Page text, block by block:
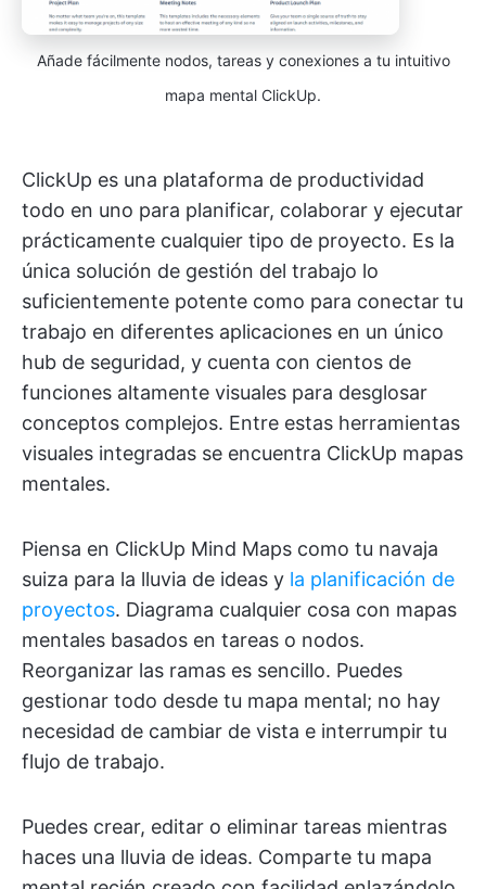
Añade fácilmente nodos, tareas y conexiones a tu intuitivo
mapa mental ClickUp.
ClickUp es una plataforma de productividad
todo en uno para planificar, colaborar y ejecutar
prácticamente cualquier tipo de proyecto. Es la
única solución de gestión del trabajo lo
suficientemente potente como para conectar tu
trabajo en diferentes aplicaciones en un único
hub de seguridad, y cuenta con cientos de
funciones altamente visuales para desglosar
conceptos complejos. Entre estas herramientas
visuales integradas se encuentra ClickUp mapas
mentales.
Piensa en ClickUp Mind Maps como tu navaja
suiza para la lluvia de ideas y la planificación de
proyectos. Diagrama cualquier cosa con mapas
mentales basados en tareas o nodos.
Reorganizar las ramas es sencillo. Puedes
gestionar todo desde tu mapa mental; no hay
necesidad de cambiar de vista e interrumpir tu
flujo de trabajo.
Puedes crear, editar o eliminar tareas mientras
haces una lluvia de ideas. Comparte tu mapa